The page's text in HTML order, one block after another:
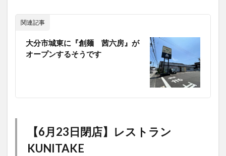
関連記事
大分市城東に『創麺 茜六房』が
オープンするそうです
【6月23日閉店】レストラン
KUNITAKE